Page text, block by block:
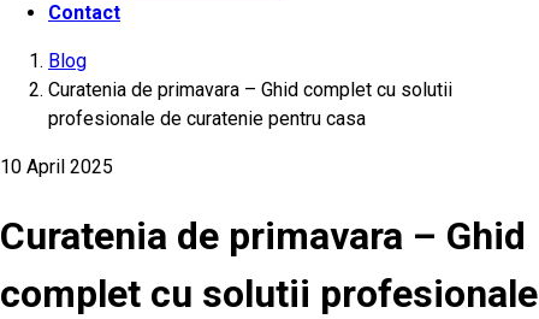
Contact
Blog
Curatenia de primavara – Ghid complet cu solutii
profesionale de curatenie pentru casa
10 April 2025
Curatenia de primavara – Ghid
complet cu solutii profesionale